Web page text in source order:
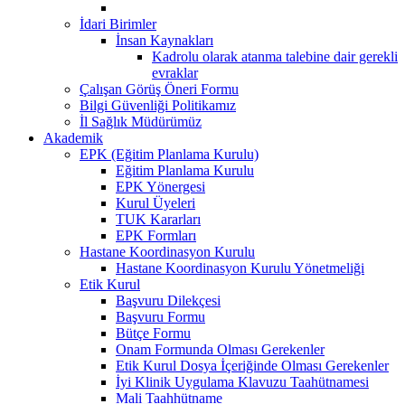
İdari Birimler
İnsan Kaynakları
Kadrolu olarak atanma talebine dair gerekli
evraklar
Çalışan Görüş Öneri Formu
Bilgi Güvenliği Politikamız
İl Sağlık Müdürümüz
Akademik
EPK (Eğitim Planlama Kurulu)
Eğitim Planlama Kurulu
EPK Yönergesi
Kurul Üyeleri
TUK Kararları
EPK Formları
Hastane Koordinasyon Kurulu
Hastane Koordinasyon Kurulu Yönetmeliği
Etik Kurul
Başvuru Dilekçesi
Başvuru Formu
Bütçe Formu
Onam Formunda Olması Gerekenler
Etik Kurul Dosya İçeriğinde Olması Gerekenler
İyi Klinik Uygulama Klavuzu Taahütnamesi
Mali Taahhütname